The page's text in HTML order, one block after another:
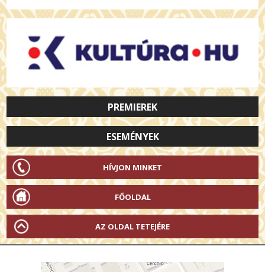
PREMIEREK
ESEMÉNYEK
HÍVJON MINKET
FŐOLDAL
AZ OLDAL TETEJÉRE